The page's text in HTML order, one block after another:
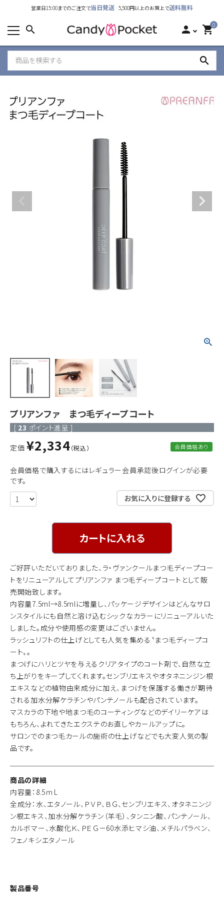
営業日15:00までのご注文で当日発送 5,500円以上のお買上で送料無料
search person 0
shopping_cart
search
カテゴリーから探す
ランキング
新着商品
特定商取引法表示について
個人情報取り扱いについて
公式LINE
プリアンファ まつ毛ディープコート
[ 23 ポイント進呈 ]
定価 ¥2,334 会員価格あり
会員価格で購入するにはレギュラー会員承認後ログインが必要
です。
お気に入りに登録する
カートに入れる
ご好評いただいておりました、ラ・ヴァンクールまつ毛ディープコー
トをリニューアルしてプリアンファ まつ毛ディープコートとして販
売開始致します。
内容量7.5ml→8.5mlに増量し、パッケージデザインはどんなサロ
ンスタイルにも自然と溶け込むシックなカラーにリニューアルいた
しました。成分や使用感の変更はございません。
ラッシュリフトの仕上げとしても人気を集める〝まつ毛ディープコ
ート〟。
まつげにハリとツヤを与えるクリアタイプのコート剤で、自然な立
ち上がりをキープしてくれます。センブリエキスやオタネニンジン根
エキスなどの植物由来成分に加え、まつげを保護する働きが期待
される加水分解ケラチンやパンテノールも配合されています。
マスカラの下地や地まつ毛のコーティングなどのデイリーケアは
もちろん、よれてきたエクステのお直しやカールアップに。
サロンでのまつ毛カールの施術の仕上げなどでも大変人気の製
品です。
商品の詳細
内容量：8.5ｍL
全成分：水、エタノール、ＰＶＰ、ＢＧ、センブリエキス、オタネニンジ
ン根エキス、加水分解ケラチン（羊毛）、タンニン酸、パンテノール、
カルボマー、水酸化Ｋ、ＰＥＧ－60水添ヒマシ油、メチルパラベン、
フェノキシエタノール
製品番号